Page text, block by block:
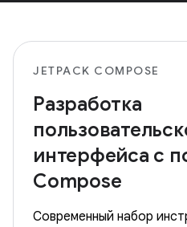
JETPACK COMPOSE
Разработка
интерфейса с
Compose
Современный набор